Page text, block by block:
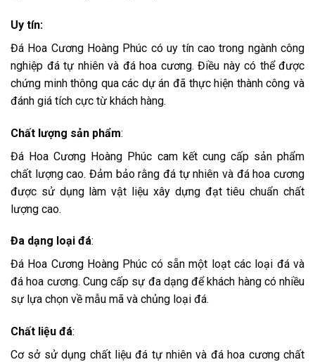
Uy tín:
Đá Hoa Cương Hoàng Phúc có uy tín cao trong ngành công
nghiệp đá tự nhiên và đá hoa cương. Điều này có thể được
chứng minh thông qua các dự án đã thực hiện thành công và
đánh giá tích cực từ khách hàng.
Chất lượng sản phẩm:
Đá Hoa Cương Hoàng Phúc cam kết cung cấp sản phẩm
chất lượng cao. Đảm bảo rằng đá tự nhiên và đá hoa cương
được sử dụng làm vật liệu xây dựng đạt tiêu chuẩn chất
lượng cao.
Đa dạng loại đá:
Đá Hoa Cương Hoàng Phúc có sẵn một loạt các loại đá và
đá hoa cương. Cung cấp sự đa dạng để khách hàng có nhiều
sự lựa chọn về mẫu mã và chủng loại đá.
Chất liệu đá:
Cơ sở sử dụng chất liệu đá tự nhiên và đá hoa cương chất